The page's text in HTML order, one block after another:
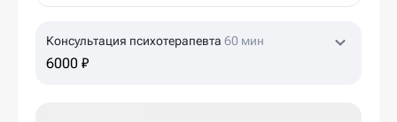
Консультация психотерапевта 60 мин
6000 ₽